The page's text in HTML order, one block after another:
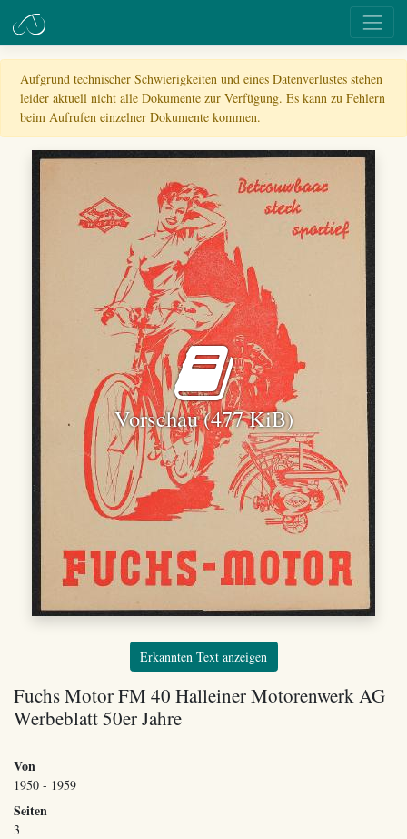
Aufgrund technischer Schwierigkeiten und eines Datenverlustes stehen
leider aktuell nicht alle Dokumente zur Verfügung. Es kann zu Fehlern
beim Aufrufen einzelner Dokumente kommen.
Vorschau (477 KiB)
Erkannten Text anzeigen
Fuchs Motor FM 40 Halleiner Motorenwerk AG
Werbeblatt 50er Jahre
Von
1950 - 1959
Seiten
3